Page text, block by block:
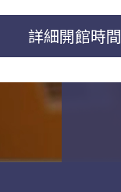
詳細開館時間